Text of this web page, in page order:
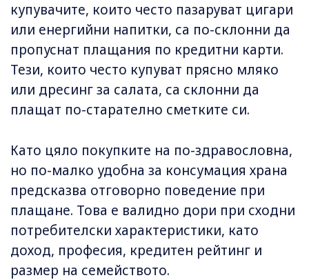
купувачите, които често пазаруват цигари
или енергийни напитки, са по-склонни да
пропуснат плащания по кредитни карти.
Тези, които често купуват прясно мляко
или дресинг за салата, са склонни да
плащат по-старателно сметките си.
Като цяло покупките на по-здравословна,
но по-малко удобна за консумация храна
предсказва отговорно поведение при
плащане. Това е валидно дори при сходни
потребителски характеристики, като
доход, професия, кредитен рейтинг и
размер на семейството.